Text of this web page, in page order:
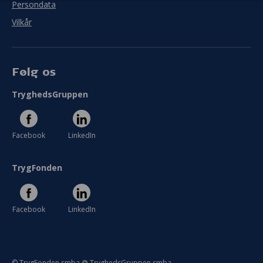
Persondata
Vilkår
Følg os
TryghedsGruppen
Facebook LinkedIn
TrygFonden
Facebook LinkedIn